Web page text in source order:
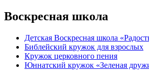
Воскресная школа
Детская Воскресная школа
Библейский кружок для взрослых
Кружок церковного пения
Юннатский кружок «Зеленая